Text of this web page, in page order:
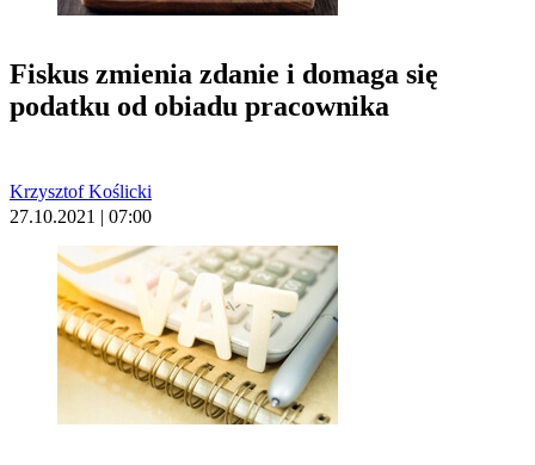
Fiskus zmienia zdanie i domaga się
podatku od obiadu pracownika
Krzysztof Koślicki
27.10.2021 | 07:00